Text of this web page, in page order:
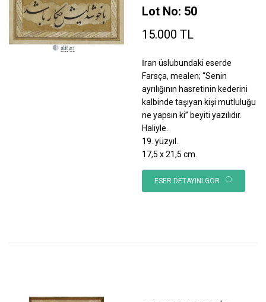
Lot No: 50
15.000 TL
İran üslubundaki eserde
Farsça, mealen; “Senin
ayrılığının hasretinin kederini
kalbinde taşıyan kişi mutluluğu
ne yapsın ki” beyiti yazılıdır.
Haliyle.
19. yüzyıl.
17,5 x 21,5 cm.
ESER DETAYINI GÖR